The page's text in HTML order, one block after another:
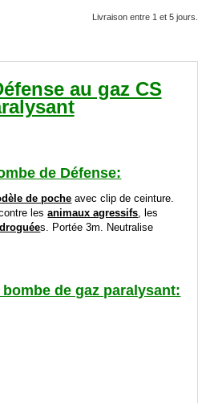
Livraison entre 1 et 5 jours.
au gaz CS
de Défense:
de poche avec clip de ceinture.
lesanimaux agressifs, les
droguées. Portée 3m. Neutralise
de gaz paralysant: